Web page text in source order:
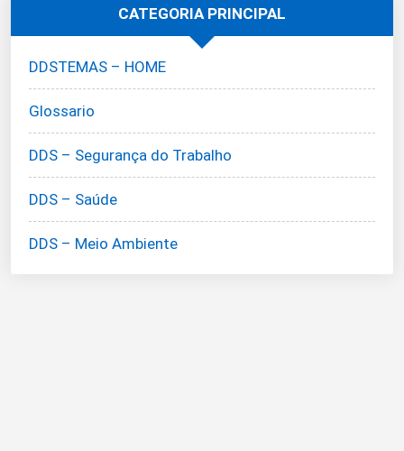
CATEGORIA PRINCIPAL
DDSTEMAS – HOME
Glossario
DDS – Segurança do Trabalho
DDS – Saúde
DDS – Meio Ambiente